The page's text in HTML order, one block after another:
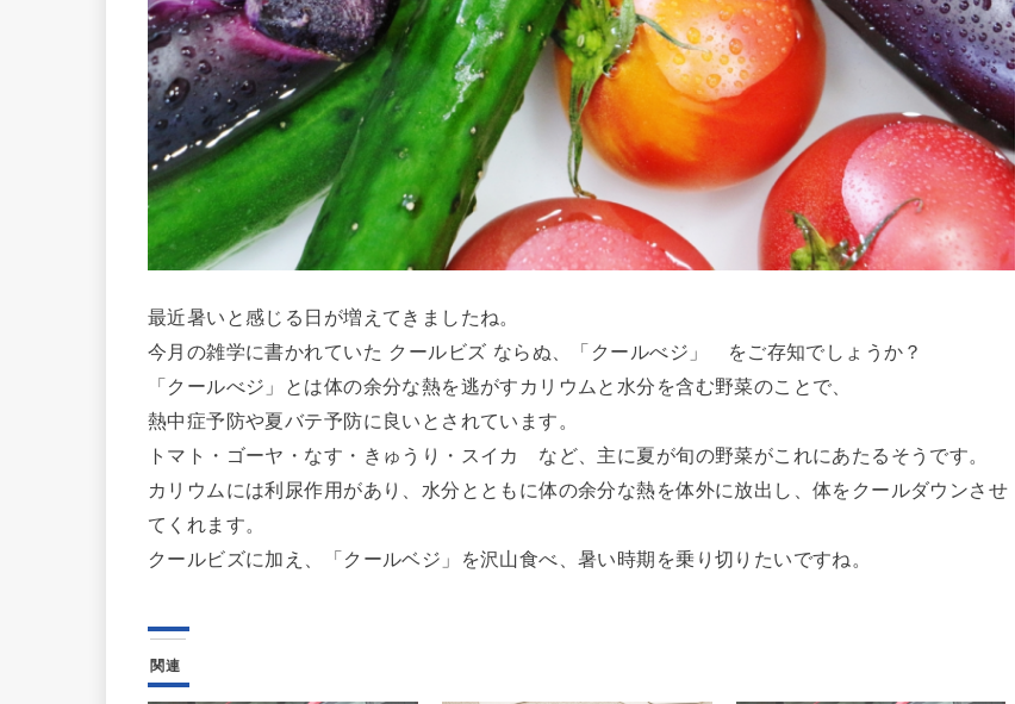
最近暑いと感じる日が増えてきましたね。
今月の雑学に書かれていた クールビズ ならぬ、「クールべジ」 をご存知でしょうか？
「クールべジ」とは体の余分な熱を逃がすカリウムと水分を含む野菜のことで、
熱中症予防や夏バテ予防に良いとされています。
トマト・ゴーヤ・なす・きゅうり・スイカ など、主に夏が旬の野菜がこれにあたるそうです。
カリウムには利尿作用があり、水分とともに体の余分な熱を体外に放出し、体をクールダウンさせ
てくれます。
クールビズに加え、「クールベジ」を沢山食べ、暑い時期を乗り切りたいですね。
関連